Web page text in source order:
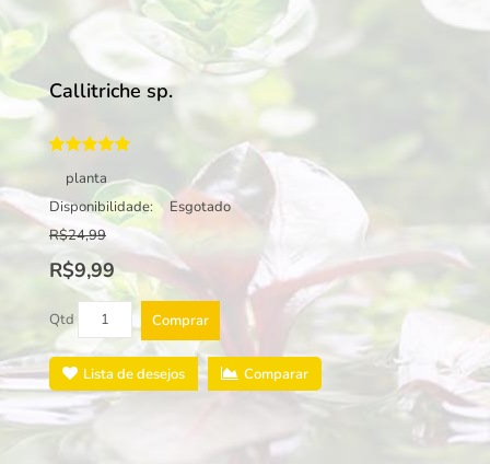
Callitriche sp.
planta
Disponibilidade:
Esgotado
R$24,99
R$9,99
Qtd Comprar
Lista de desejos Comparar